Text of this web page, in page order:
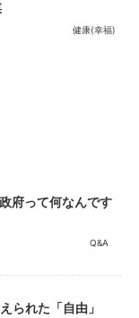
健康(幸福)
府って何なんです
Q&A
られた「自由」